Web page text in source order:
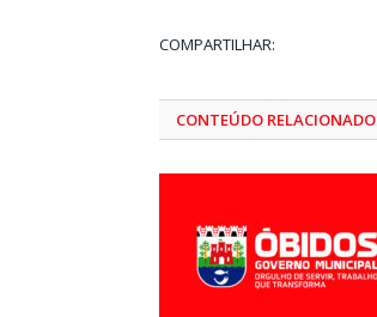
COMPARTILHAR:
CONTEÚDO RELACIONADO